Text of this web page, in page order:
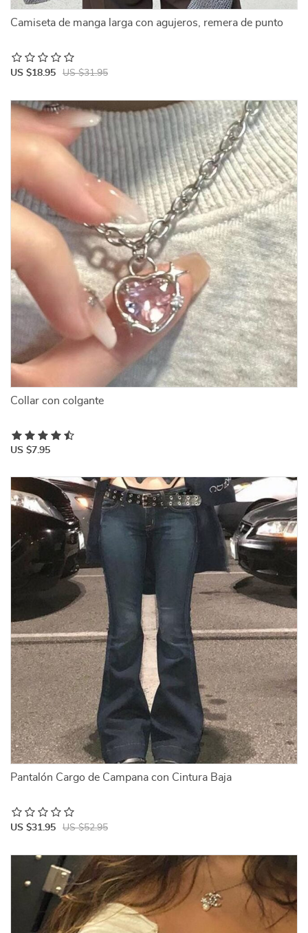
Camiseta de manga larga con agujeros, remera de punto
US $18.95 US $31.95
Collar con colgante
US $7.95
Pantalón Cargo de Campana con Cintura Baja
US $31.95 US $52.95